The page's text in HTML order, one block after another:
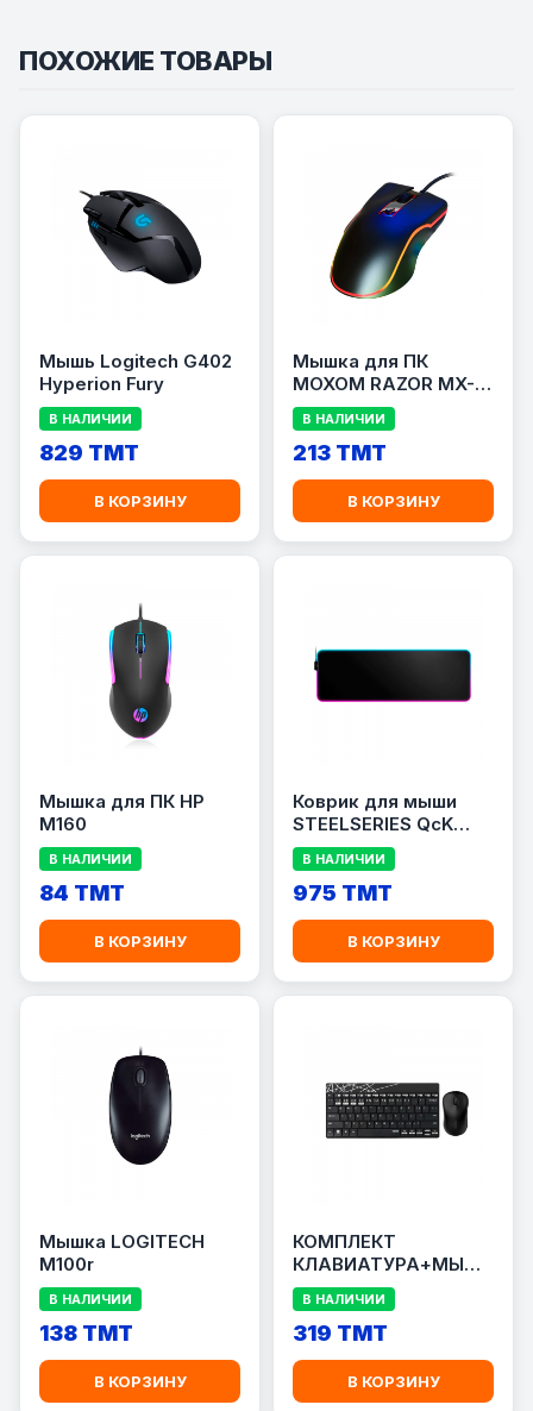
ПОХОЖИЕ ТОВАРЫ
Мышь Logitech G402
Hyperion Fury
В НАЛИЧИИ
829 TMT
В КОРЗИНУ
Мышка для ПК
MOXOM RAZOR MX-
MS10
В НАЛИЧИИ
213 TMT
В КОРЗИНУ
Мышка для ПК HP
M160
В НАЛИЧИИ
84 TMT
В КОРЗИНУ
Коврик для мыши
STEELSERIES QcK
PRISM XL
В НАЛИЧИИ
975 TMT
В КОРЗИНУ
Мышка LOGITECH
M100r
В НАЛИЧИИ
138 TMT
В КОРЗИНУ
КОМПЛЕКТ
КЛАВИАТУРА+МЫШЬ
RAPOO 8000M
В НАЛИЧИИ
319 TMT
В КОРЗИНУ